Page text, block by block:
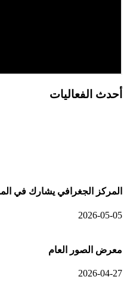
أحدث الفعاليات
المركز الجغرافي يشارك في
2026-05-05
معرض الصور العام
2026-04-27